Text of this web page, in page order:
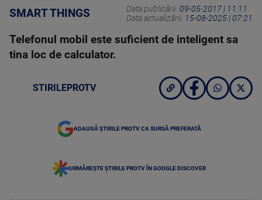
SMART THINGS Data publicării: 09-05-2017 | 11:11
Data actualizării: 15-08-2025 | 07:21
Telefonul mobil este suficient de inteligent sa
tina loc de calculator.
STIRILEPROTV
ADAUGĂ ȘTIRILE PROTV CA SURSĂ PREFERATĂ
URMĂREȘTE ȘTIRILE PROTV ÎN GOOGLE DISCOVER